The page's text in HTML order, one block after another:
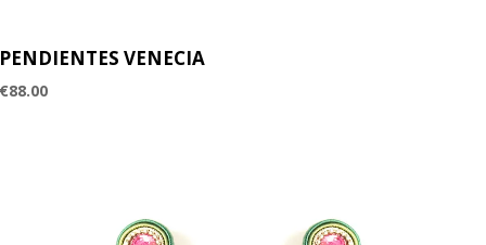
PENDIENTES VENECIA
€88.00